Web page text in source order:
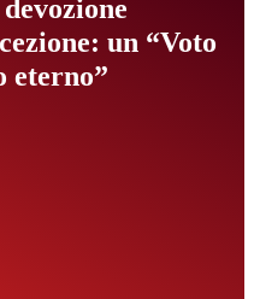
un “Voto
eterno”